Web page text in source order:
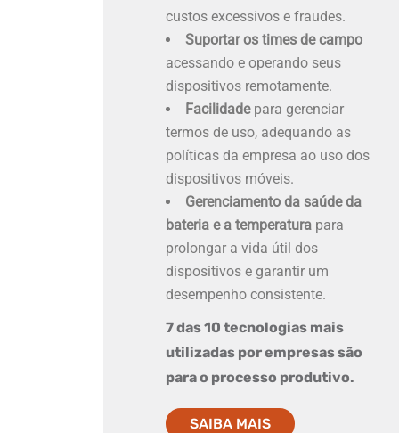
custos excessivos e fraudes.
Suportar os times de campo
acessando e operando seus
dispositivos remotamente.
Facilidadepara gerenciar
termos de uso, adequando as
políticas da empresa ao uso dos
dispositivos móveis.
Gerenciamento da saúde da
bateria e a temperatura para
prolongar a vida útil dos
dispositivos e garantir um
desempenho consistente.
7 das 10 tecnologias mais
utilizadas por empresas são
para o processo produtivo.
SAIBA MAIS